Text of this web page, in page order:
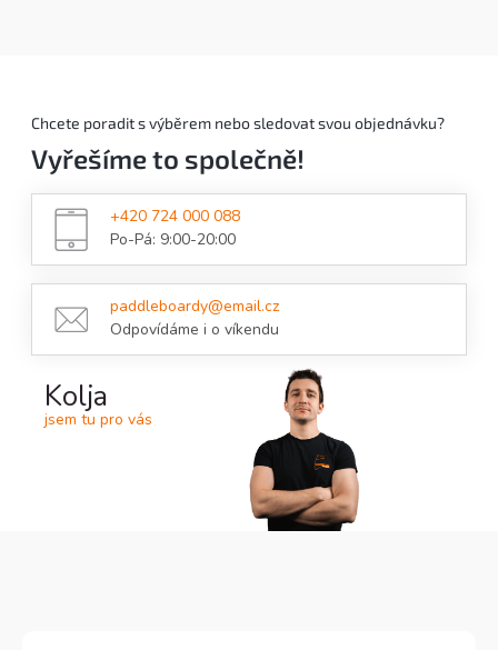
Kolja
jsem tu pro vás
Chcete poradit s výběrem nebo sledovat svou objednávku?
Vyřešíme to společně!
+420 724 000 088
Po-Pá: 9:00-20:00
paddleboardy@email.cz
Odpovídáme i o víkendu